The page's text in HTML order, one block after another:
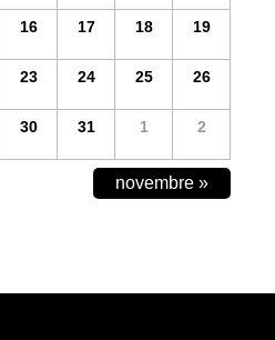
16 17 18 19
23 24 25 26
30 31 1 2
novembre »